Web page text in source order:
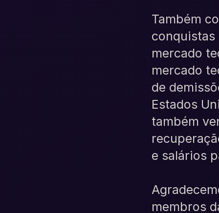
Também
mercado
mercado
de
Estados
também
e salários
membros